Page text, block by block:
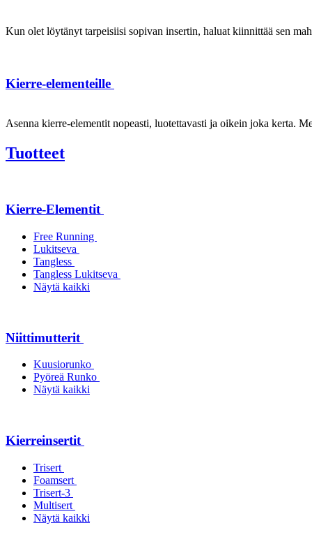
Kun olet löytänyt tarpeisiisi sopivan insertin, haluat kiinnittää sen
Kierre-elementeille
Asenna kierre-elementit nopeasti, luotettavasti ja oikein joka kerta.
Tuotteet
Kierre-Elementit
Free Running
Lukitseva
Tangless
Tangless Lukitseva
Näytä kaikki
Niittimutterit
Kuusiorunko
Pyöreä Runko
Näytä kaikki
Kierreinsertit
Trisert
Foamsert
Trisert-3
Multisert
Näytä kaikki